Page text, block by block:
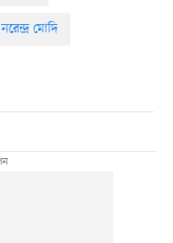
নরেন্দ্র মোদি